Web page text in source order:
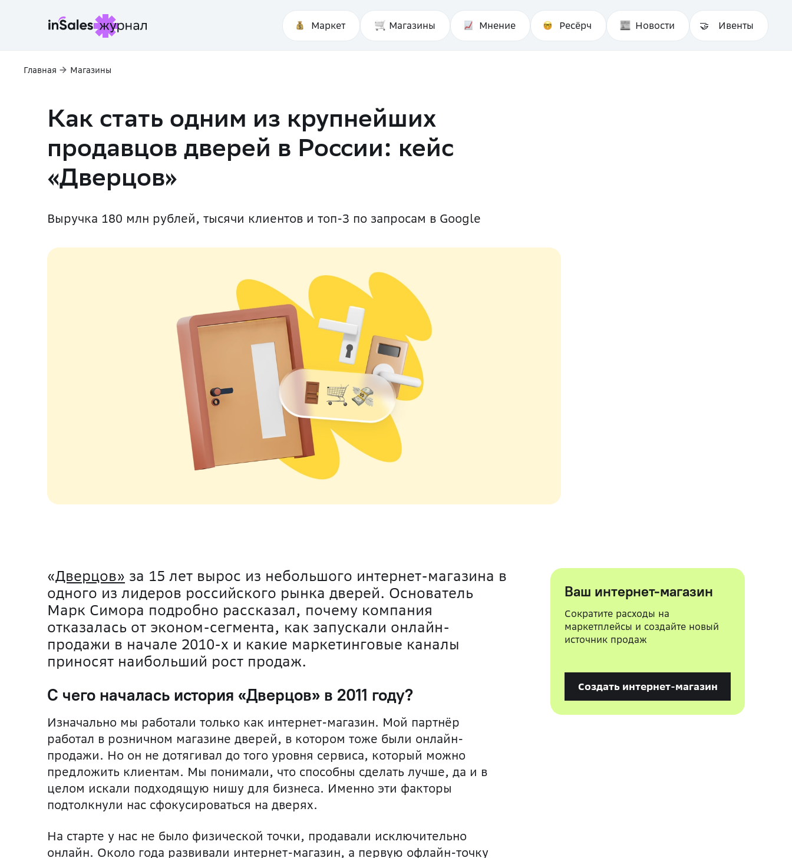
Маркет Магазины Мнение Ресёрч Новости Ивенты
Главная Магазины
Как стать одним из крупнейших
продавцов дверей в России: кейс
«Дверцов»
Выручка 180 млн рублей, тысячи клиентов и топ-3 по запросам в Google
«Дверцов» за 15 лет вырос из небольшого интернет-магазина в
одного из лидеров российского рынка дверей. Основатель
Марк Симора подробно рассказал, почему компания
отказалась от эконом-сегмента, как запускали онлайн-
продажи в начале 2010-х и какие маркетинговые каналы
приносят наибольший рост продаж.
С чего началась история «Дверцов» в 2011 году?
Изначально мы работали только как интернет-магазин. Мой партнёр
работал в розничном магазине дверей, в котором тоже были онлайн-
продажи. Но он не дотягивал до того уровня сервиса, который можно
предложить клиентам. Мы понимали, что способны сделать лучше, да и в
целом искали подходящую нишу для бизнеса. Именно эти факторы
подтолкнули нас сфокусироваться на дверях.
На старте у нас не было физической точки, продавали исключительно
онлайн. Около года развивали интернет-магазин, а первую офлайн-точку
Ваш интернет-магазин
Сократите расходы на
маркетплейсы и создайте новый
источник продаж
Создать интернет-магазин